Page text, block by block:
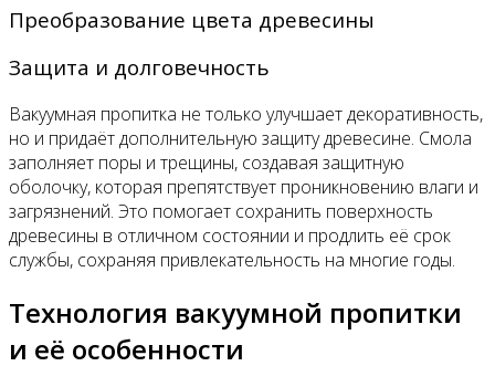
Преобразование цвета древесины
Защита и долговечность
Вакуумная пропитка не только улучшает декоративность,
но и придаёт дополнительную защиту древесине. Смола
заполняет поры и трещины, создавая защитную
оболочку, которая препятствует проникновению влаги и
загрязнений. Это помогает сохранить поверхность
древесины в отличном состоянии и продлить её срок
службы, сохраняя привлекательность на многие годы.
Технология вакуумной пропитки
и её особенности